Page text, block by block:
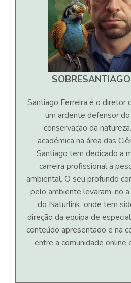
SOBRE
Santiago Ferreira é o diretor
um ardente defensor
conservação da
académica na área das
Santiago tem dedicado a
carreira profissional à
ambiental. O seu profundo
pelo ambiente levaram-no a
do Naturlink, onde tem
direção da equipa de
conteúdo apresentado e na
entre a comunidade online